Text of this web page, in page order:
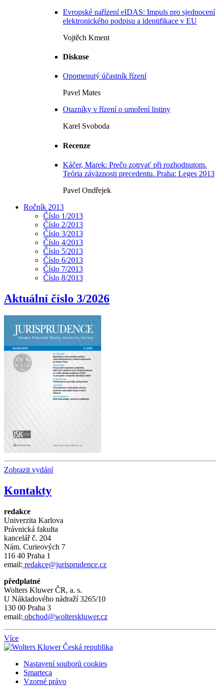
Evropské nařízení eIDAS: Impuls pro sjednocení
elektronického podpisu a identifikace v EU
Vojtěch Kment
Diskuse
Opomenutý účastník řízení
Pavel Mates
Otazníky v řízení o umoření listiny
Karel Svoboda
Recenze
Káčer, Marek: Prečo zotrvať při rozhodnutom.
Teória záväznosti precedentu. Praha: Leges 2013
Pavel Ondřejek
Ročník 2013
Číslo 1/2013
Číslo 2/2013
Číslo 3/2013
Číslo 4/2013
Číslo 5/2013
Číslo 6/2013
Číslo 7/2013
Číslo 8/2013
Aktuální číslo 3/2026
Zobrazit vydání
Kontakty
redakce
Univerzita Karlova
Právnická fakulta
kancelář č. 204
Nám. Curieových 7
116 40 Praha 1
email: redakce@jurisprudence.cz
předplatné
Wolters Kluwer ČR, a. s.
U Nákladového nádraží 3265/10
130 00 Praha 3
email: obchod@wolterskluwer.cz
Více
Nastavení souborů cookies
Smarteca
Vzorné právo